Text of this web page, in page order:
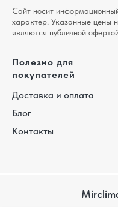
Сайт носит
характер. Указанные цены
являются публичной
Полезно для
покупателей
Доставка и оплата
Блог
Контакты